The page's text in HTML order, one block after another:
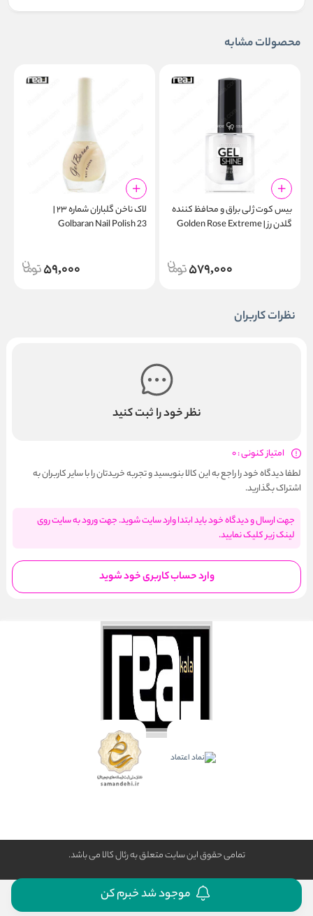
محصولات مشابه
بیس‌ کوت ژلی براق و محافظ کننده
گلدن رز | Golden Rose Extreme
579,000
لاک ناخن گلباران شماره ۲۳ |
Golbaran Nail Polish 23
59,000
نظرات کاربران
نظر خود را ثبت کنید
امتیاز کنونی : 0
لطفا دیدگاه خود را راجع به این کالا بنویسید و تجربه خریدتان را با سایر کاربران به
اشتراک بگذارید.
جهت ارسال و دیدگاه خود باید ابتدا وارد سایت شوید. جهت ورود به سایت روی
لینک زیر کلیک نمایید.
وارد حساب کاربری خود شوید
تمامی حقوق این سایت متعلق به رئال كالا می باشد.